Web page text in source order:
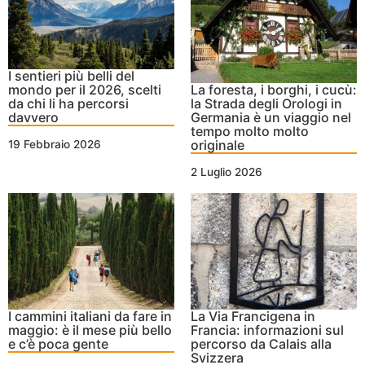
I sentieri più belli del
mondo per il 2026, scelti
da chi li ha percorsi
davvero
19 Febbraio 2026
La foresta, i borghi, i cucù:
la Strada degli Orologi in
Germania è un viaggio nel
tempo molto molto
originale
2 Luglio 2026
I cammini italiani da fare in
maggio: è il mese più bello
e c’è poca gente
La Via Francigena in
Francia: informazioni sul
percorso da Calais alla
Svizzera